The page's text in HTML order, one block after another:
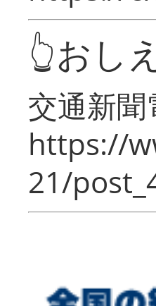
👆おし
交通新
https://
21/